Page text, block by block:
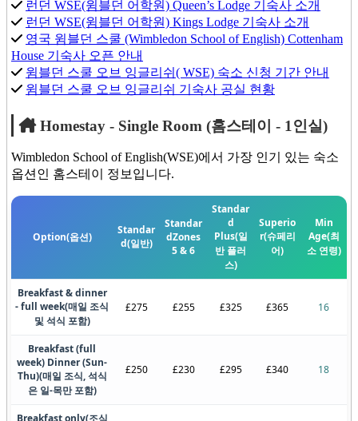
런던 WSE(윔블던 어학원) Queen’s Lodge 기숙사 소개
런던 WSE(윔블던 어학원) Kings Lodge 기숙사 소개
영국 윔블던 스쿨 (Wimbledon School of English) Cottenham
House 기숙사 오픈 안내
윔블던 스쿨 오브 잉글리쉬( WSE) 숙소 신청 기간 안내
윔블던 스쿨 오브 잉글리쉬 기숙사 공실 현황
Homestay - Single Room (홈스테이 - 1인실)
Wimbledon School of English(WSE)에서 가장 인기 있는 숙소
옵션인 홈스테이 정보입니다.
Option(옵션)
Standar
d(일반)
Standar
dZones
5 & 6
Standar
d
Plus(일
반 플러
스)
Superio
r(슈페리
어)
Min
Age(최
소 연령)
Breakfast & dinner
- full week(매일 조식
및 석식 포함)
£275 £255 £325 £365 16
Breakfast (full
week) Dinner (Sun-
Thu)(매일 조식, 석식
은 일-목만 포함)
£250 £230 £295 £340 18
Breakfast only(조식